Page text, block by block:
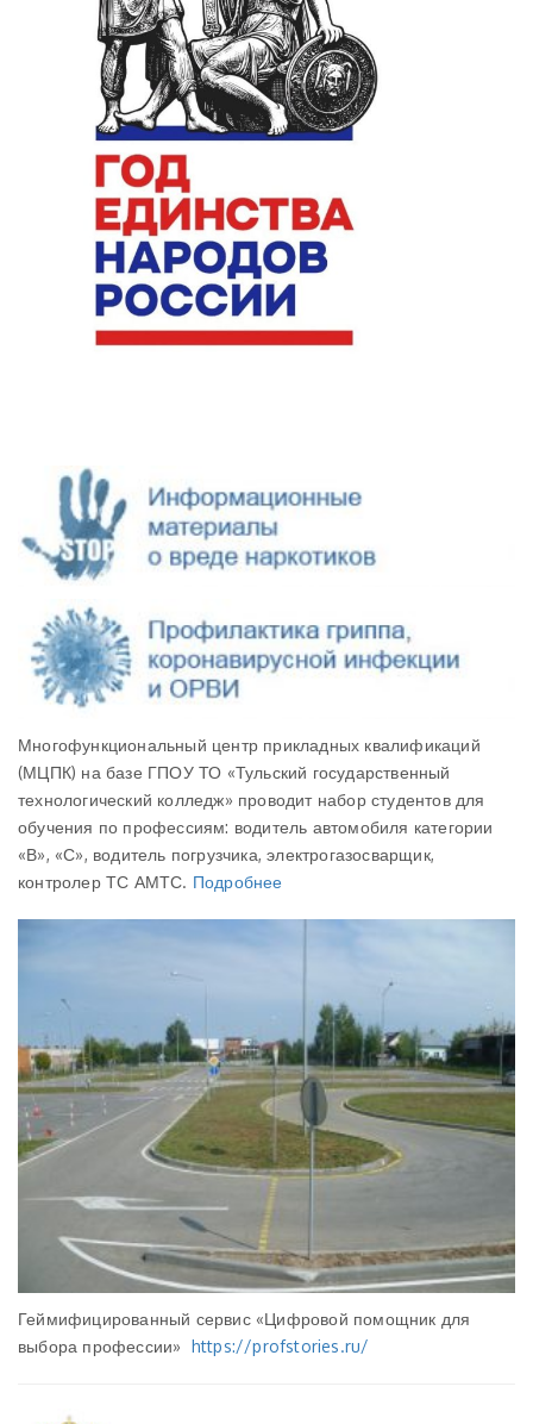
Многофункциональный центр прикладных квалификаций
(МЦПК) на базе ГПОУ ТО «Тульский государственный
технологический колледж» проводит набор студентов для
обучения по профессиям: водитель автомобиля категории
«В», «С», водитель погрузчика, электрогазосварщик,
контролер ТС АМТС. Подробнее
Геймифицированный сервис «Цифровой помощник для
выбора профессии» https://profstories.ru/